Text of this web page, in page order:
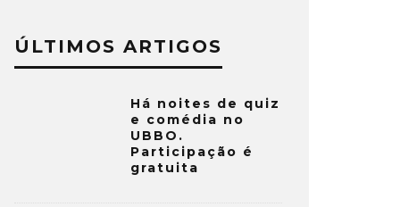
ÚLTIMOS ARTIGOS
Há noites de quiz
e comédia no
UBBO.
Participação é
gratuita